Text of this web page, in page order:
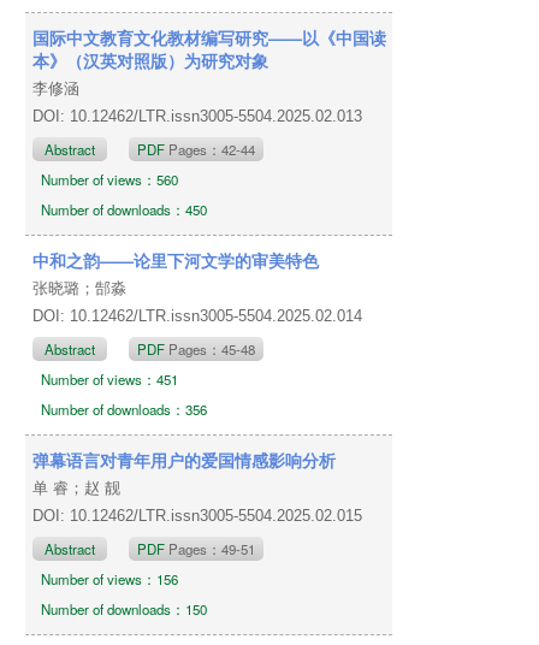
国际中文教育文化教材编写研究——以《中国读
本》（汉英对照版）为研究对象
李修涵
DOI: 10.12462/LTR.issn3005-5504.2025.02.013
Abstract PDF Pages：42-44
Number of views：560
Number of downloads：450
中和之韵——论里下河文学的审美特色
张晓璐；郜淼
DOI: 10.12462/LTR.issn3005-5504.2025.02.014
Abstract PDF Pages：45-48
Number of views：451
Number of downloads：356
弹幕语言对青年用户的爱国情感影响分析
单 睿；赵 靓
DOI: 10.12462/LTR.issn3005-5504.2025.02.015
Abstract PDF Pages：49-51
Number of views：156
Number of downloads：150